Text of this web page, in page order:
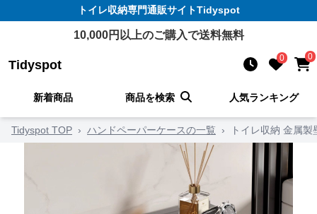
トイレ収納専門通販サイトTidyspot
10,000円以上のご購入で送料無料
Tidyspot 0 0
新着商品 商品を検索 人気ランキング
Tidyspot TOP › ハンドペーパーケースの一覧 › トイレ収納 金属